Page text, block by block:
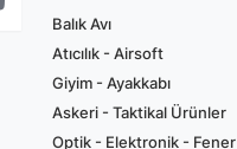
Balık Avı
Atıcılık - Airsoft
Giyim - Ayakkabı
Askeri - Taktikal Ürünler
Optik - Elektronik - Fener